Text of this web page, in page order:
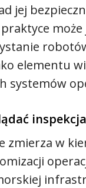
jej
elementu
systemów
zmierza w